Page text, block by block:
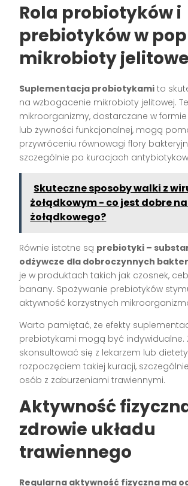
Rola probiotyków i
prebiotyków w
mikrobioty
Suplementacja probiotykami to
na wzbogacenie mikrobioty jelitowej.
mikroorganizmy, dostarczane w
lub żywności funkcjonalnej, mogą
przywróceniu równowagi flory
szczególnie po kuracjach
Skuteczne sposoby walki z
żołądkowym - co jest dobre
żołądkowego?
Równie istotne są prebiotyki –
odżywcze dla dobroczynnych
je w produktach takich jak czosnek,
banany. Spożywanie prebiotyków
aktywność korzystnych
Warto pamiętać, że efekty
prebiotykami mogą być indywidualne.
skonsultować się z lekarzem lub
rozpoczęciem takiej kuracji,
osób z zaburzeniami trawiennymi.
Aktywność
zdrowie układu
trawiennego
Regularna aktywność fizyczna ma